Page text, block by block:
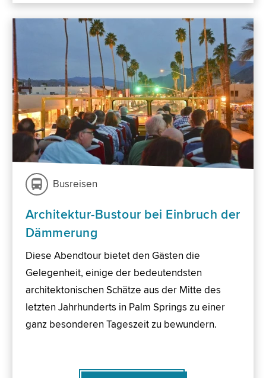
Busreisen
Architektur-Bustour bei Einbruch der
Dämmerung
Diese Abendtour bietet den Gästen die
Gelegenheit, einige der bedeutendsten
architektonischen Schätze aus der Mitte des
letzten Jahrhunderts in Palm Springs zu einer
ganz besonderen Tageszeit zu bewundern.